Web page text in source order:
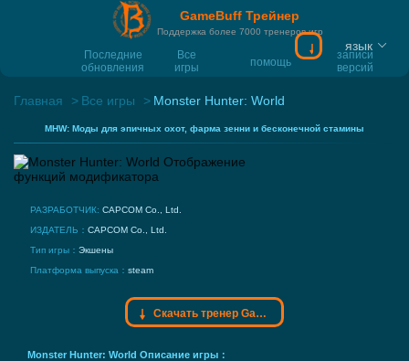
GameBuff Трейнер
Поддержка более 7000 тренеров игр
Последние
обновления
Все
игры
помощь
записи
версий
Скачать
язык
Главная Все игры Monster Hunter: World
MHW: Моды для эпичных охот, фарма зенни и бесконечной стамины
РАЗРАБОТЧИК: CAPCOM Co., Ltd.
ИЗДАТЕЛЬ： CAPCOM Co., Ltd.
Тип игры： Экшены
Платформа выпуска： steam
Скачать тренер Gamebuff
Monster Hunter: World Описание игры：